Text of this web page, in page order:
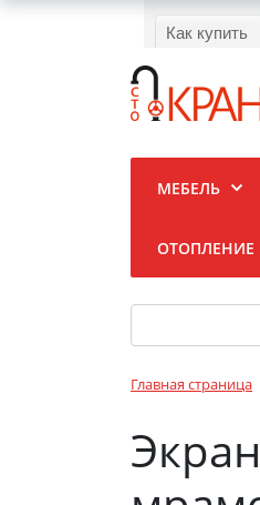
Как купить
МЕБЕЛЬ
ОТОПЛЕНИЕ
Главная страница